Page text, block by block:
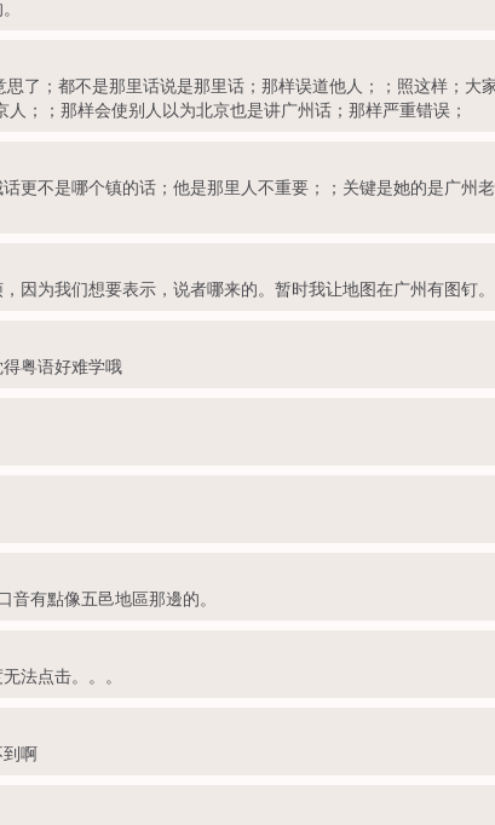
思了；都不是那里话说是那里话；那样误道他人；；照这样；
；；那样会使别人以为北京也是讲广州话；那样严重错误；
更不是哪个镇的话；他是那里人不重要；；关键是她的是广
因为我们想要表示，说者哪来的。暂时我让地图在广州有图钉
粤语好难学哦
有點像五邑地區那邊的。
法点击。。。
啊